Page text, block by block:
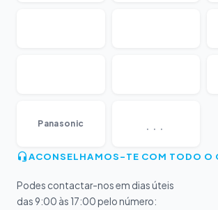
Panasonic
ACONSELHAMOS-TE COM TODO O
Podes contactar-nos em dias úteis
das 9:00 às 17:00 pelo número: